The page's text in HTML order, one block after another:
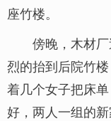
座竹楼。
傍晚，木材
烈的抬到后院竹
着几个女子把床
好，两人一组的新